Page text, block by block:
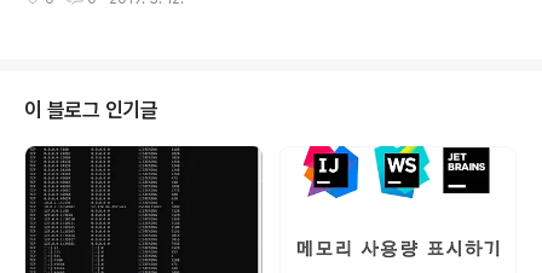
되어 있는(Object, Array 등)을 즉각 분리 시켜 변수에 할당해주는 기능이다.
러를 만들어낸 것 같아 보이는 코드인데 실제로 Javascript나 Typescript에
서 동작하는 코드이..
이 블로그 인기글